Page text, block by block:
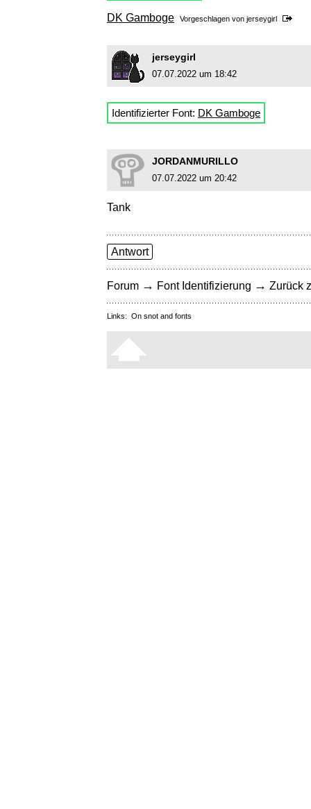
DK Gamboge Vorgeschlagen von jerseygirl
jerseygirl
07.07.2022 um 18:42
Identifizierter Font: DK Gamboge
JORDANMURILLO
07.07.2022 um 20:42
Tank
Antwort
Forum → Font Identifizierung → Zurück
Links: On snot and fonts